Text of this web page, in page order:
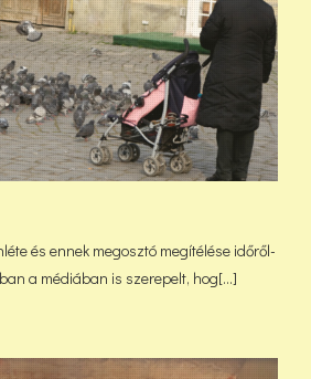
és ennek megosztó megítélése időről-
a médiában is szerepelt, hog[...]